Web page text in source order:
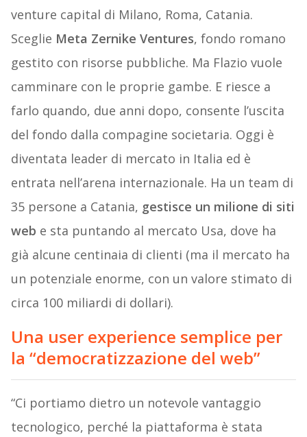
venture capital di Milano, Roma, Catania.
Sceglie Meta Zernike Ventures, fondo romano
gestito con risorse pubbliche. Ma Flazio vuole
camminare con le proprie gambe. E riesce a
farlo quando, due anni dopo, consente l’uscita
del fondo dalla compagine societaria. Oggi è
diventata leader di mercato in Italia ed è
entrata nell’arena internazionale. Ha un team di
35 persone a Catania, gestisce un milione di siti
web e sta puntando al mercato Usa, dove ha
già alcune centinaia di clienti (ma il mercato ha
un potenziale enorme, con un valore stimato di
circa 100 miliardi di dollari).
Una user experience semplice per
la “democratizzazione del web”
“Ci portiamo dietro un notevole vantaggio
tecnologico, perché la piattaforma è stata